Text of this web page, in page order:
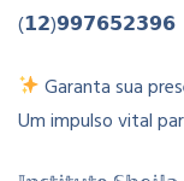
(𝟭𝟮)𝟵𝟵𝟳𝟲𝟱𝟮𝟯𝟵𝟲
Garanta sua
Um impulso vital